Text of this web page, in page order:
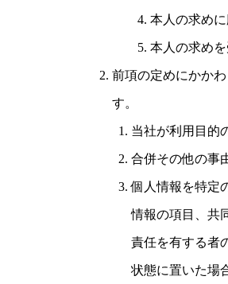
本人の求め
本人の求め
前項の定めにかか
す。
当社が利用目的
合併その他の事
個人情報を特定
情報の項目、共
責任を有する者
状態に置いた場